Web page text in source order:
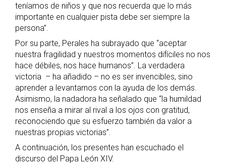
teníamos de niños y que nos recuerda que lo más
importante en cualquier pista debe ser siempre la
persona”.
Por su parte, Perales ha subrayado que “aceptar
nuestra fragilidad y nuestros momentos difíciles no nos
hace débiles, nos hace humanos”. La verdadera
victoria – ha añadido – no es ser invencibles, sino
aprender a levantarnos con la ayuda de los demás.
Asimismo, la nadadora ha señalado que “la humildad
nos enseña a mirar al rival a los ojos con gratitud,
reconociendo que su esfuerzo también da valor a
nuestras propias victorias”.
A continuación, los presentes han escuchado el
discurso del Papa León XIV.